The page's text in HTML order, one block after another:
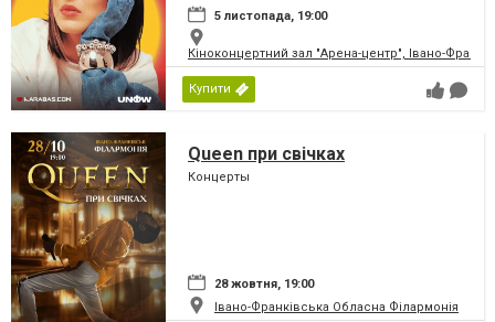
5 листопада, 19:00
Кіноконцертний зал "Арена-центр", Івано-
Купити
Queen при свічках
Концерты
28 жовтня, 19:00
Івано-Франківська Обласна Філармонія